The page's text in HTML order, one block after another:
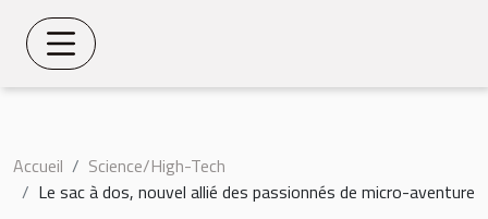
Accueil
Science/High-Tech
Le sac à dos, nouvel allié des passionnés de micro-aventure